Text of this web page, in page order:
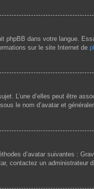
phpBB dans votre langue.
sur le site Internet de
L’une d’elles peut être
le nom d’avatar et
d’avatar suivantes :
contactez un administrateur